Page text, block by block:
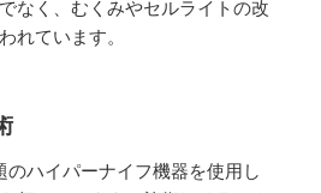
なく、むくみやセルライトの改
れています。
のハイパーナイフ機器を使用し